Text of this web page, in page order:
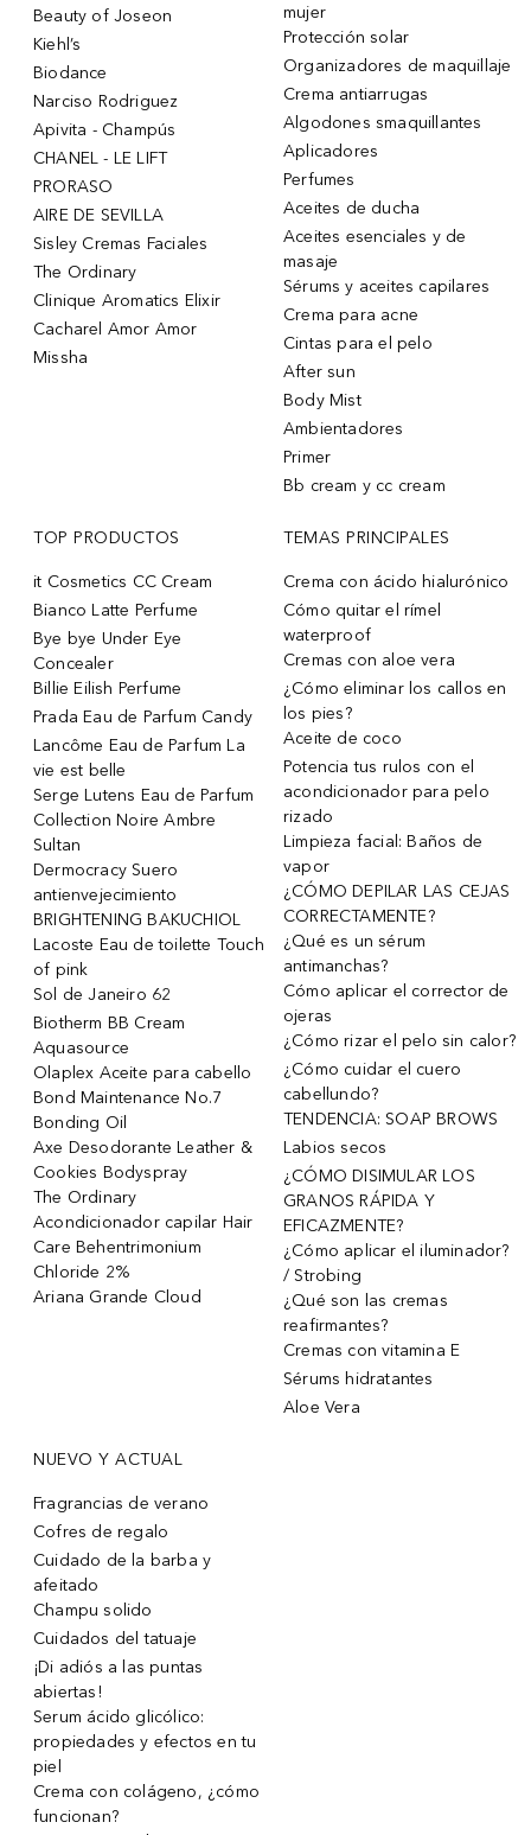
Beauty of Joseon
Kiehl’s
Biodance
Narciso Rodriguez
Apivita - Champús
CHANEL - LE LIFT
PRORASO
AIRE DE SEVILLA
Sisley Cremas Faciales
The Ordinary
Clinique Aromatics Elixir
Cacharel Amor Amor
Missha
mujer
Protección solar
Organizadores de maquillaje
Crema antiarrugas
Algodones smaquillantes
Aplicadores
Perfumes
Aceites de ducha
Aceites esenciales y de
masaje
Sérums y aceites capilares
Crema para acne
Cintas para el pelo
After sun
Body Mist
Ambientadores
Primer
Bb cream y cc cream
TOP PRODUCTOS
it Cosmetics CC Cream
Bianco Latte Perfume
Bye bye Under Eye
Concealer
Billie Eilish Perfume
Prada Eau de Parfum Candy
Lancôme Eau de Parfum La
vie est belle
Serge Lutens Eau de Parfum
Collection Noire Ambre
Sultan
Dermocracy Suero
antienvejecimiento
BRIGHTENING BAKUCHIOL
Lacoste Eau de toilette Touch
of pink
Sol de Janeiro 62
Biotherm BB Cream
Aquasource
Olaplex Aceite para cabello
Bond Maintenance No.7
Bonding Oil
Axe Desodorante Leather &
Cookies Bodyspray
The Ordinary
Acondicionador capilar Hair
Care Behentrimonium
Chloride 2%
Ariana Grande Cloud
TEMAS PRINCIPALES
Crema con ácido hialurónico
Cómo quitar el rímel
waterproof
Cremas con aloe vera
¿Cómo eliminar los callos en
los pies?
Aceite de coco
Potencia tus rulos con el
acondicionador para pelo
rizado
Limpieza facial: Baños de
vapor
¿CÓMO DEPILAR LAS CEJAS
CORRECTAMENTE?
¿Qué es un sérum
antimanchas?
Cómo aplicar el corrector de
ojeras
¿Cómo rizar el pelo sin calor?
¿Cómo cuidar el cuero
cabellundo?
TENDENCIA: SOAP BROWS
Labios secos
¿CÓMO DISIMULAR LOS
GRANOS RÁPIDA Y
EFICAZMENTE?
¿Cómo aplicar el iluminador?
/ Strobing
¿Qué son las cremas
reafirmantes?
Cremas con vitamina E
Sérums hidratantes
Aloe Vera
NUEVO Y ACTUAL
Fragrancias de verano
Cofres de regalo
Cuidado de la barba y
afeitado
Champu solido
Cuidados del tatuaje
¡Di adiós a las puntas
abiertas!
Serum ácido glicólico:
propiedades y efectos en tu
piel
Crema con colágeno, ¿cómo
funcionan?